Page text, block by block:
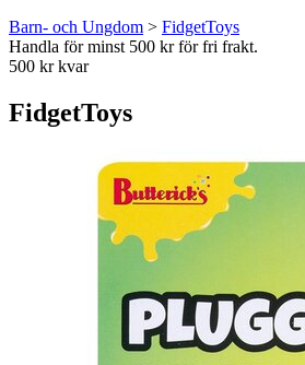
Barn- och Ungdom > FidgetToys
Handla för minst 500 kr för fri frakt.
500 kr kvar
FidgetToys